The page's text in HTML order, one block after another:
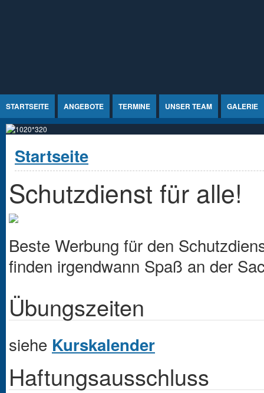
STARTSEITE ANGEBOTE TERMINE UNSER TEAM GALERIE
Sie sind hier
Startseite
Schutzdienst für alle!
Beste Werbung für den
finden irgendwann Spaß an der
Übungszeiten
siehe Kurskalender
Haftungsausschluss